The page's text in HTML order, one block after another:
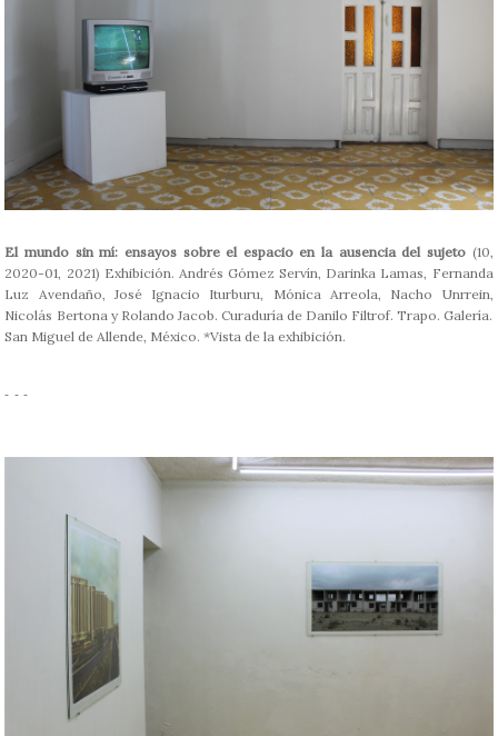
El mundo sin mí: ensayos sobre el espacio en la ausencia del sujeto (10,
2020-01, 2021) Exhibición. Andrés Gómez Servín, Darinka Lamas, Fernanda
Luz Avendaño, José Ignacio Iturburu, Mónica Arreola, Nacho Unrrein,
Nicolás Bertona y Rolando Jacob. Curaduría de Danilo Filtrof. Trapo. Galería.
San Miguel de Allende, México. *Vista de la exhibición.
- - -